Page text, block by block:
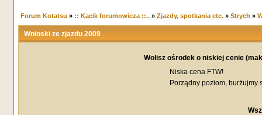
Forum Kotatsu » :: Kącik forumowicza ::..» Zjazdy, spotkania etc.» Strych »
Wnioski ze zjazdu 2009
Wolisz ośrodek o niskiej cenie
Niska cena FTW!
Porządny poziom, burżujmy